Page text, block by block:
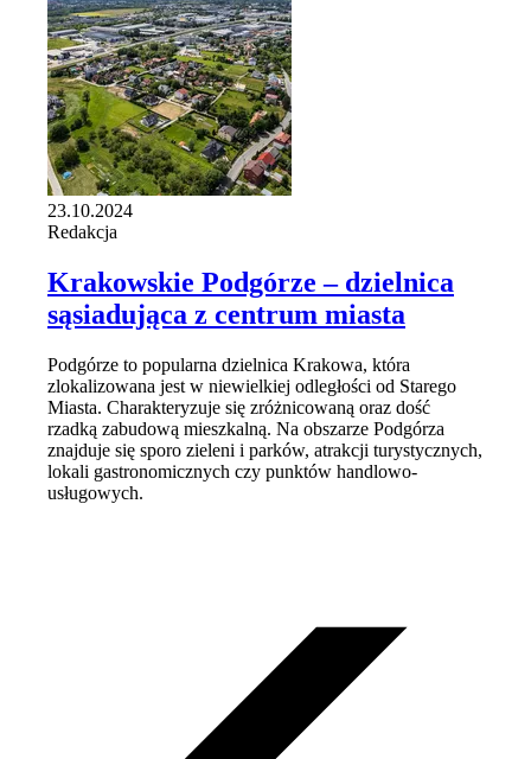
23.10.2024
Redakcja
Krakowskie Podgórze – dzielnica
sąsiadująca z centrum miasta
Podgórze to popularna dzielnica Krakowa, która
zlokalizowana jest w niewielkiej odległości od Starego
Miasta. Charakteryzuje się zróżnicowaną oraz dość
rzadką zabudową mieszkalną. Na obszarze Podgórza
znajduje się sporo zieleni i parków, atrakcji turystycznych,
lokali gastronomicznych czy punktów handlowo-
usługowych.